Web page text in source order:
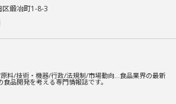
鍛冶町1-8-3
料/技術・機器/行政/法規制/市場動向…食品業界の最新
品開発を考える専門情報誌です。